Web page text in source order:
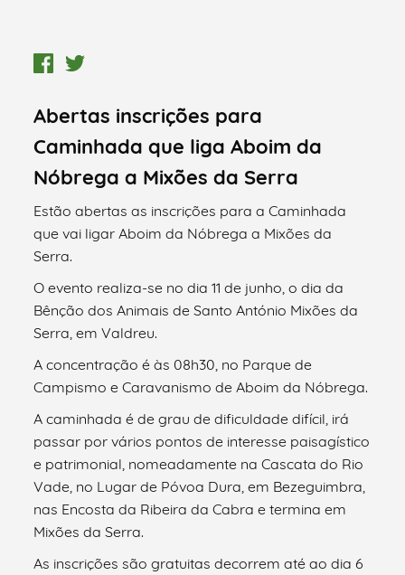
Abertas inscrições para
Caminhada que liga Aboim da
Nóbrega a Mixões da Serra
Estão abertas as inscrições para a Caminhada
que vai ligar Aboim da Nóbrega a Mixões da
Serra.
O evento realiza-se no dia 11 de junho, o dia da
Bênção dos Animais de Santo António Mixões da
Serra, em Valdreu.
A concentração é às 08h30, no Parque de
Campismo e Caravanismo de Aboim da Nóbrega.
A caminhada é de grau de dificuldade difícil, irá
passar por vários pontos de interesse paisagístico
e patrimonial, nomeadamente na Cascata do Rio
Vade, no Lugar de Póvoa Dura, em Bezeguimbra,
nas Encosta da Ribeira da Cabra e termina em
Mixões da Serra.
As inscrições são gratuitas decorrem até ao dia 6